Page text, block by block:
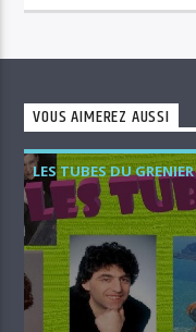
VOUS AIMEREZ AUSSI
LES TUBES DU GRENIER